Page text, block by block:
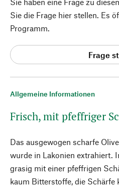
Allgemeine Informationen
Frisch, mit pfeffriger
Das ausgewogen scharfe
wurde in Lakonien extrahiert.
grasig mit einer pfeffrigen
kaum Bitterstoffe, die Schärfe
Sie die Frage hier stellen. Es
Programm.
Frage